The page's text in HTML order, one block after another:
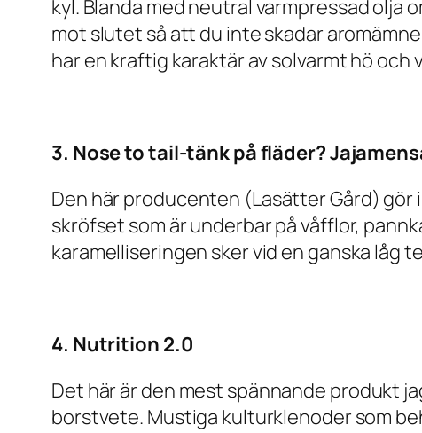
kyl. Blanda med neutral varmpressad olja
mot slutet så att du inte skadar
har en kraftig karaktär av solvarmt hö
3. Nose to tail-tänk på fläder?
Den här producenten (Lasätter Gård) gör
skröfset som är underbar på våfflor,
karamelliseringen sker vid en ganska låg
4. Nutrition 2.0
Det här är den mest spännande produkt
borstvete. Mustiga kulturklenoder som